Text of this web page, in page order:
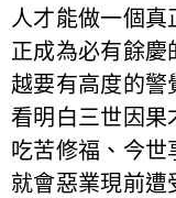
人才能做一個真
正成為必有餘慶
越要有高度的警
看明白三世因果
吃苦修福、今世
就會惡業現前遭